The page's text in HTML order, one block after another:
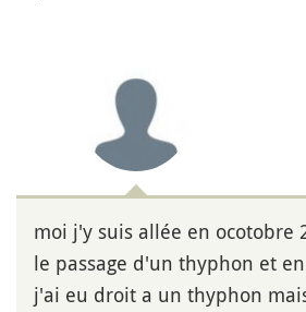
moi j'y suis allée en ocotobre
le passage d'un thyphon et
j'ai eu droit a un thyphon